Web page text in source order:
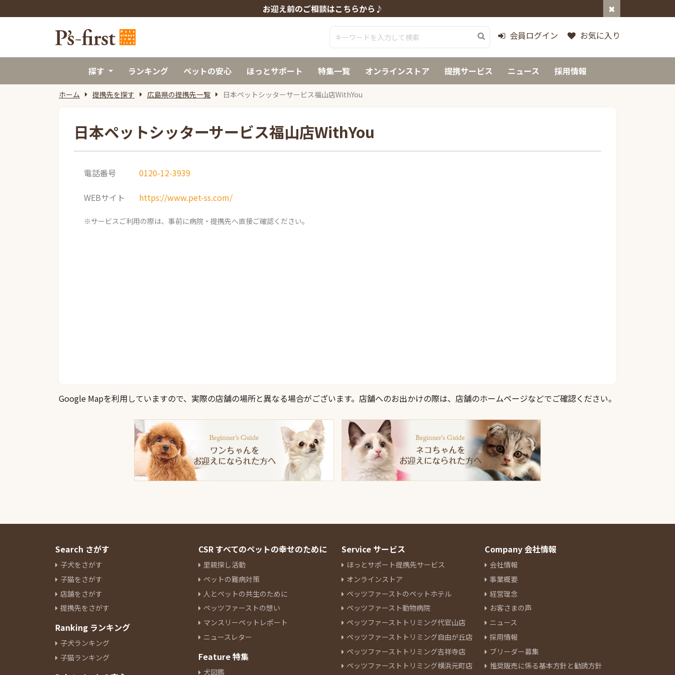
お迎え前のご相談はこちらから♪
会員ログイン お気に入り
探す ランキング ペットの安心 ほっとサポート 特集一覧 オンラインストア 提携サービス ニュース 採用情報
ホーム 提携先を探す 広島県の提携先一覧 日本ペットシッターサービス福山店WithYou
日本ペットシッターサービス福山店WithYou
電話番号 0120-12-3939
WEBサイト https://www.pet-ss.com/
※サービスご利用の際は、事前に病院・提携先へ直接ご確認ください。
Google Mapを利用していますので、実際の店舗の場所と異なる場合がございます。店舗へのお出かけの際は、店舗のホームページなどでご確認ください。
Search さがす
子犬をさがす
子猫をさがす
店舗をさがす
提携先をさがす
Ranking ランキング
子犬ランキング
子猫ランキング
CSR すべてのペットの幸せのために
里親探し活動
ペットの難病対策
人とペットの共生のために
ペッツファーストの想い
マンスリーペットレポート
ニュースレター
Feature 特集
犬図鑑
Service サービス
ほっとサポート提携先サービス
オンラインストア
ペッツファーストのペットホテル
ペッツファースト動物病院
ペッツファーストトリミング代官山店
ペッツファーストトリミング自由が丘店
ペッツファーストトリミング吉祥寺店
ペッツファーストトリミング横浜元町店
Company 会社情報
会社情報
事業概要
経営理念
お客さまの声
ニュース
採用情報
ブリーダー募集
推奨販売に係る基本方針と勧誘方針